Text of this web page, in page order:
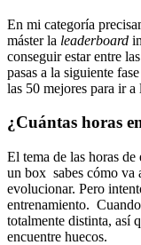
En mi categoría
máster la leaderboard
conseguir estar entre
pasas a la siguiente
las 50 mejores para ir a
¿Cuántas horas
El tema de las horas
un box sabes cómo va
evolucionar. Pero
entrenamiento.
totalmente distinta, así
encuentre huecos.